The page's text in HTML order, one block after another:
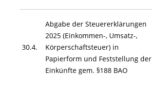
30.4.
Abgabe der Steuererklärungen
2025 (Einkommen-, Umsatz-,
Körperschaftsteuer) in
Papierform und Feststellung der
Einkünfte gem. §188 BAO